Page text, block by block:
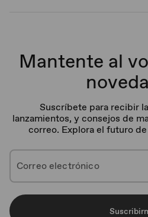
Mantente al
Suscríbete para recibir
lanzamientos, y consejos de
correo. Explora el futuro